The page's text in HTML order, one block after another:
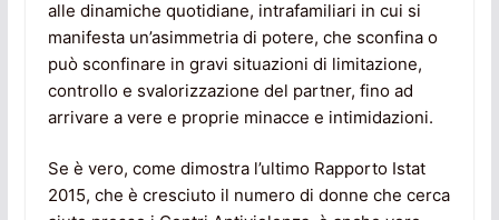
alle dinamiche quotidiane, intrafamiliari in cui si
manifesta un’asimmetria di potere, che sconfina o
può sconfinare in gravi situazioni di limitazione,
controllo e svalorizzazione del partner, fino ad
arrivare a vere e proprie minacce e intimidazioni.
Se è vero, come dimostra l’ultimo Rapporto Istat
2015, che è cresciuto il numero di donne che cerca